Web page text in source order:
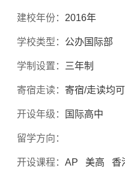
建校年份： 2016年
学校类型： 公办国际部
学制设置： 三年制
寄宿走读： 寄宿/走读均可
开设年级： 国际高中
留学方向：
开设课程：AP 美高 香